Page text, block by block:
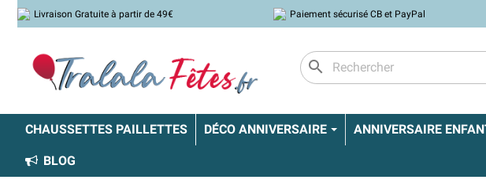
Livraison Gratuite à partir de 49€ Paiement sécurisé CB et PayPal
search
CHAUSSETTES PAILLETTES DÉCO ANNIVERSAIRE ANNIVERSAIRE
BLOG